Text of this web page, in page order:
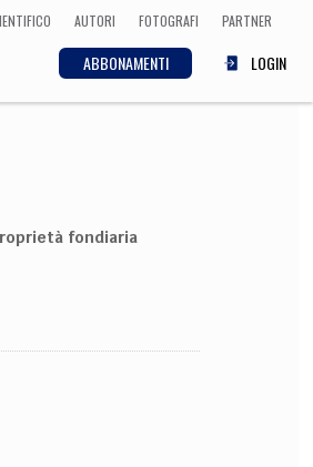
AUTORI FOTOGRAFI PARTNER
ABBONAMENTI LOGIN
Medicina
fondiaria